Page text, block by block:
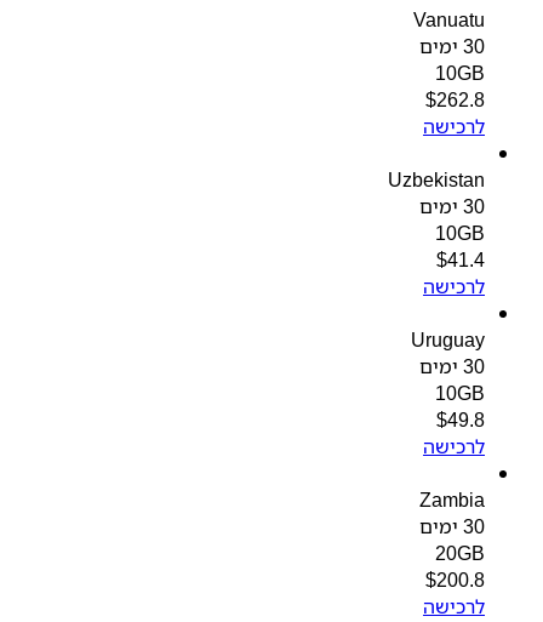
Vanuatu
10GB
$262.8
לרכישה
Uzbekistan
10GB
$41.4
לרכישה
Uruguay
10GB
$49.8
לרכישה
Zambia
20GB
$200.8
לרכישה